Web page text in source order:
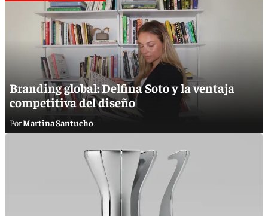
Branding global: Delfina Soto y la ventaja
competitiva del diseño
Martina Santucho